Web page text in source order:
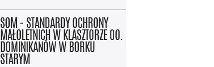
SOM - STANDARDY OCHRONY
MAŁOLETNICH W KLASZTORZE OO.
DOMINIKANÓW W BORKU
STARYM